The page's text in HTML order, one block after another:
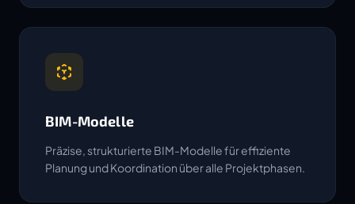
BIM-Modelle
Präzise, strukturierte BIM-Modelle für effiziente
Planung und Koordination über alle Projektphasen.